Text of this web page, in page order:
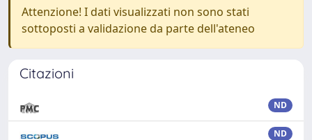
Attenzione! I dati visualizzati non sono stati
sottoposti a validazione da parte dell'ateneo
Citazioni
ND
ND